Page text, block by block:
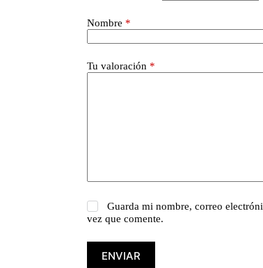
Nombre *
Tu valoración *
Guarda mi nombre, correo
vez que comente.
ENVIAR